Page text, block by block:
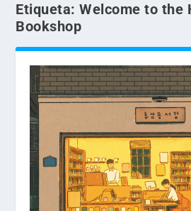
Etiqueta:Welcome to the
Bookshop